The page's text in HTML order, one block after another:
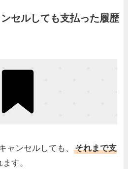
セルしても支払った履歴
ャンセルしても、それまで支
ます。